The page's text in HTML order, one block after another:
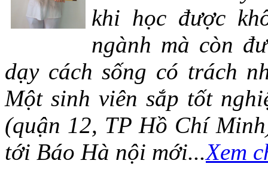
khi học được
ngành mà còn
dạy cách sống có trách
Một sinh viên sắp tốt
(quận 12, TP Hồ Chí
tới Báo Hà nội mới...Xem